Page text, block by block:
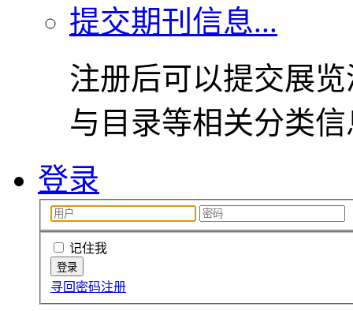
提交期刊信息...
注册后可以提交展
与目录等相关分类
登录
记住我
寻回密码注册